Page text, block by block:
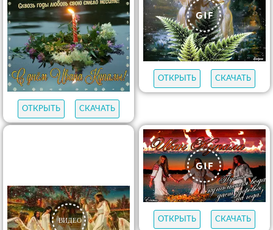
ОТКРЫТЬ СКАЧАТЬ
ОТКРЫТЬ СКАЧАТЬ
ОТКРЫТЬ СКАЧАТЬ